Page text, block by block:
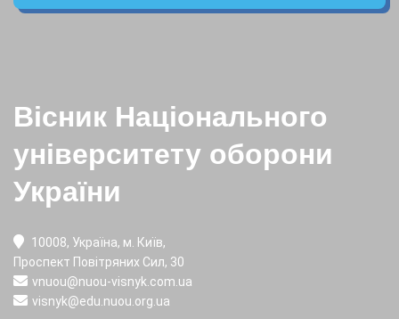
Вісник Національного
університету оборони
України
10008, Україна, м. Київ,
Проспект Повітряних Сил, 30
vnuou@nuou-visnyk.com.ua
visnyk@edu.nuou.org.ua